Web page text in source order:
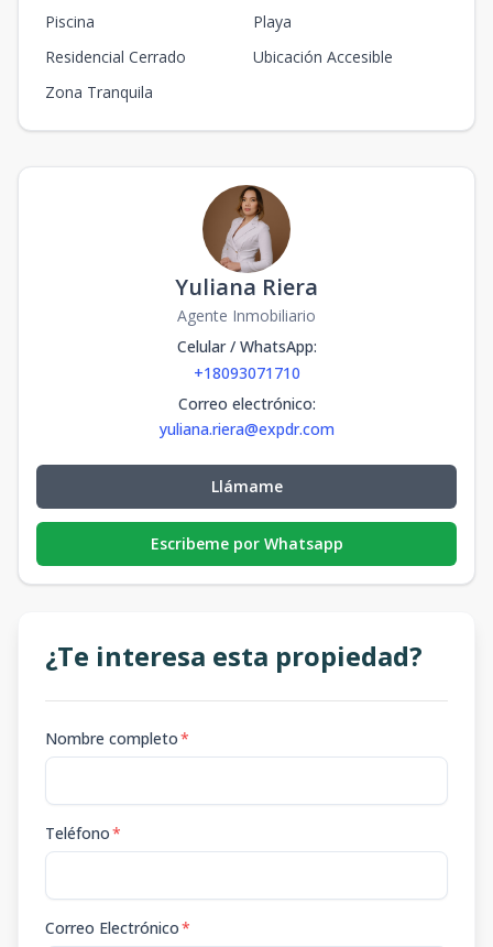
Piscina
Playa
Residencial Cerrado
Ubicación Accesible
Zona Tranquila
Yuliana Riera
Agente Inmobiliario
Celular / WhatsApp:
+18093071710
Correo electrónico:
yuliana.riera@expdr.com
Llámame
Escribeme por Whatsapp
¿Te interesa esta propiedad?
Nombre completo*
Teléfono*
Correo Electrónico*